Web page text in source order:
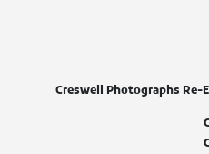
Creswell Photographs Re-